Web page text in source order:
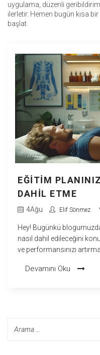
uygulama, düzenli
ilerletir. Hemen bugün kısa
başlat.
EĞITIM
DAHIL ETME
4Ağu Elif Sönmez
Hey! Bugünkü
nasıl dahil edileceğini
ve performansınızı
keyfini çıkarmak istemez
Devamını Oku